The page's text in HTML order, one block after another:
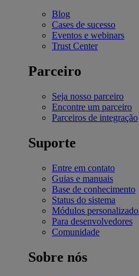
Blog
Cases de sucesso
Eventos e webinars
Trust Center
Parceiro
Seja nosso parceiro
Encontre um parceiro
Parceiros de integração
Suporte
Entre em contato
Guias e manuais
Base de conhecimento
Status do sistema
Módulos
Para desenvolvedores
Comunidade
Sobre nós